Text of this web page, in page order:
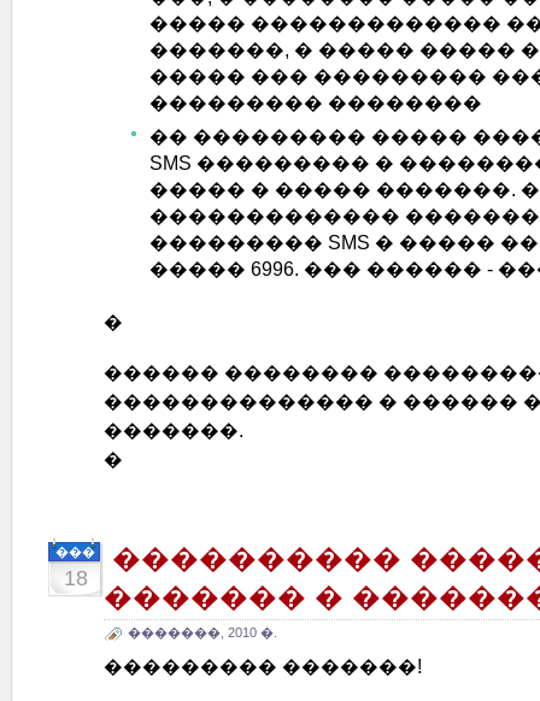
����� �������������
�������, � ����� �����
����� ��� ���������
��������� ��������
�� ��������� �����
SMS ��������� �
����� � ����� �������.
�������������
��������� SMS � �����
����� 6996. ��� ������ -
�
������ ��������
�������������� � ������
�������.
�
���
18
����������
������� �
�������, 2010 �.
��������� �������!